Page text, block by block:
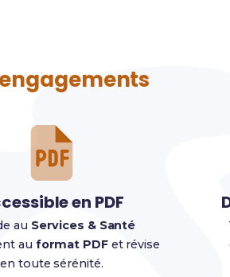
engagements
en PDF
au Services & Santé
au format PDFet révise
en toute sérénité.